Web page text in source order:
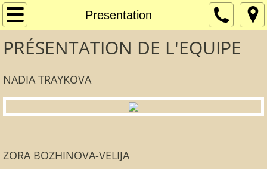
Presentation
Accueil
Carte des mets
Contact
PRÉSENTATION DE L'EQUIPE
NADIA TRAYKOVA
ZORA BOZHINOVA-VELIJA